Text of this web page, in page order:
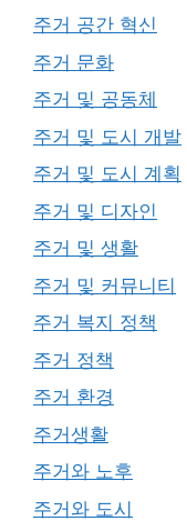
주거 공간 혁신
주거 문화
주거 및 공동체
주거 및 도시 개발
주거 및 도시 계획
주거 및 디자인
주거 및 생활
주거 및 커뮤니티
주거 복지 정책
주거 정책
주거 환경
주거생활
주거와 노후
주거와 도시